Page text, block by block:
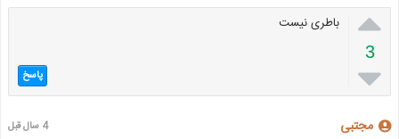

3

باطری نیست
پاسخ
مجتبی 4 سال قبل